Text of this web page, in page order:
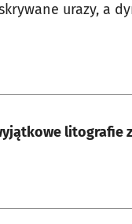
urazy, a
litografie z